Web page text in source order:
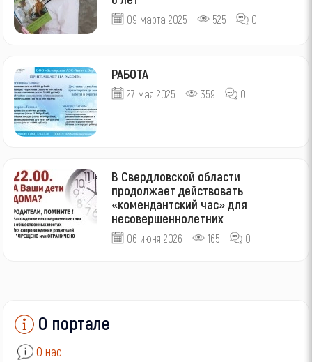
09 марта 2025 525 0
РАБОТА
27 мая 2025 359 0
В Свердловской области
продолжает действовать
«комендантский час» для
несовершеннолетних
06 июня 2026 165 0
О портале
О нас